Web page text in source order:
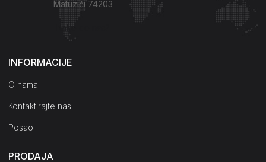
Matuzići 74203
Kako do nas?
INFORMACIJE
O nama
Kontaktirajte nas
Posao
PRODAJA